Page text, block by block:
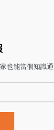
也能當個知識通